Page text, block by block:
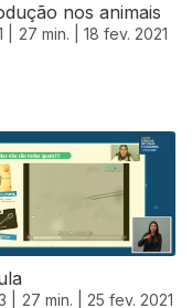
nos animais
27 min. | 18 fev. 2021
| 27 min. | 25 fev. 2021